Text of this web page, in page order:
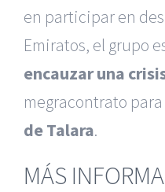
en participar en
Emiratos, el grupo
encauzar una
megracontrato
de Talara.
MÁS